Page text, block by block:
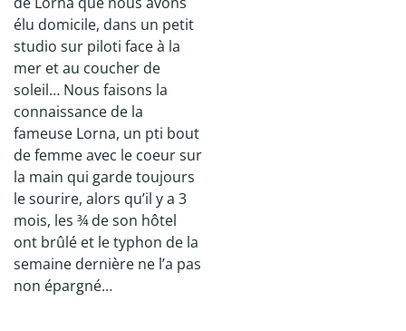
élu domicile, dans un petit
studio sur piloti face à la
mer et au coucher de
soleil… Nous faisons la
connaissance de la
fameuse Lorna, un pti bout
de femme avec le coeur sur
la main qui garde toujours
le sourire, alors qu’il y a 3
mois, les ¾ de son hôtel
ont brûlé et le typhon de la
semaine dernière ne l’a pas
non épargné…